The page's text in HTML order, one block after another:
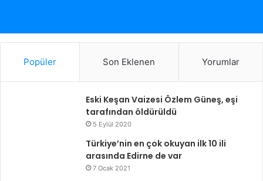
Popüler Son Eklenen Yorumlar
Eski Keşan Vaizesi Özlem Güneş, eşi
tarafından öldürüldü
5 Eylül 2020
Türkiye’nin en çok okuyan ilk 10 ili
arasında Edirne de var
7 Ocak 2021